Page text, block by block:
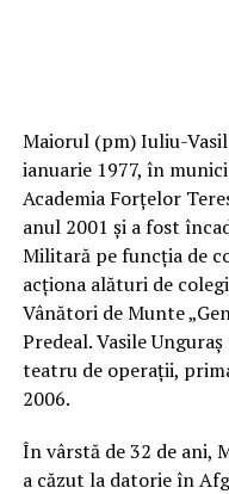
Maiorul (pm) Iuliu-
ianuarie 1977, în
Academia Forţelor
anul 2001 și a fost
Militară pe funcţia de
acţiona alături de
Vânători de Munte
Predeal. Vasile
teatru de operaţii,
2006.
În vârstă de 32 de ani,
a căzut la datorie în